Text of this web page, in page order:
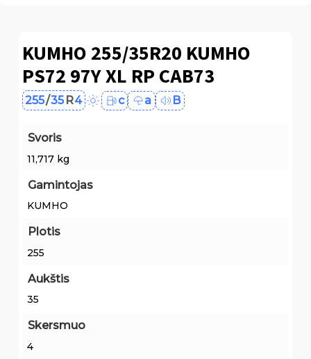
KUMHO 255/35R20 KUMHO
PS72 97Y XL RP CAB73
255/35R4 c a B
Svoris
11,717 kg
Gamintojas
KUMHO
Plotis
255
Aukštis
35
Skersmuo
4